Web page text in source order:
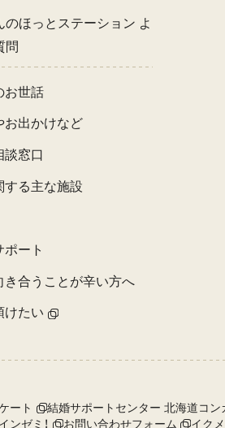
のほっとステーション よ
問
お世話
お出かけなど
談窓口
する主な施設
ート
き合うことが辛い方へ
けたい
ート 結婚サポートセンター 北海道コン
ンゼミ！
お問い合わせフォーム イク